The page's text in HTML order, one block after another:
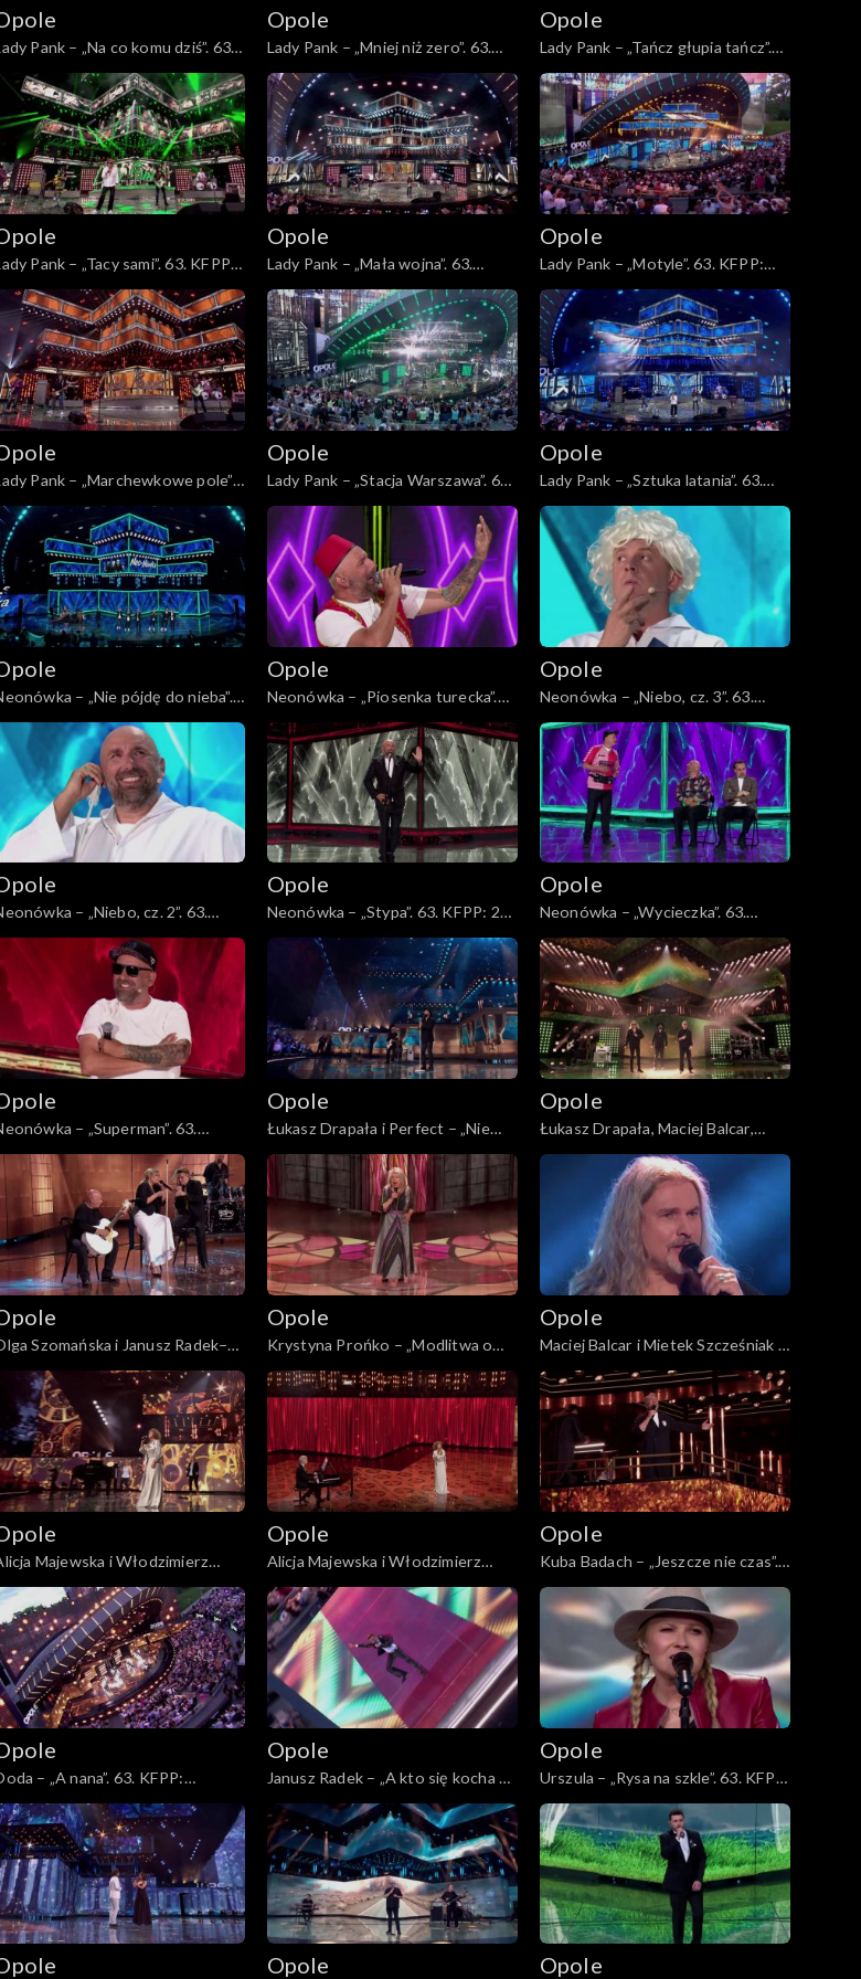
Pank – „Na co komu dziś”. 63.
KFPP: Jubileusz 45-lecia zespołu
Lady Pank
Opole
Lady Pank – „Mniej niż zero”. 63.
KFPP: Jubileusz 45-lecia zespołu
Lady Pank
Opole
Lady Pank – „Tańcz głupia tańcz”.
63. KFPP: Jubileusz 45-lecia
zespołu Lady Pank
Pank – „Tacy sami”. 63. KFPP:
45-lecia zespołu Lady
Opole
Lady Pank – „Mała wojna”. 63.
KFPP: Jubileusz 45-lecia zespołu
Lady Pank
Opole
Lady Pank – „Motyle”. 63. KFPP:
Jubileusz 45-lecia zespołu Lady
Pank
Pank – „Marchewkowe pole”.
KFPP: Jubileusz 45-lecia
Lady Pank
Opole
Lady Pank – „Stacja Warszawa”. 63.
KFPP: Jubileusz 45-lecia zespołu
Lady Pank
Opole
Lady Pank – „Sztuka latania”. 63.
KFPP: Jubileusz 45-lecia zespołu
Lady Pank
– „Nie pójdę do nieba”.
KFPP: 26 lat kabaretu Neo-
Opole
Neonówka – „Piosenka turecka”.
63. KFPP: 26 lat kabaretu Neo-
Nówka
Opole
Neonówka – „Niebo, cz. 3”. 63.
KFPP: 26 lat kabaretu Neo-Nówka
– „Niebo, cz. 2”. 63.
26 lat kabaretu Neo-Nówka
Opole
Neonówka – „Stypa”. 63. KFPP: 26
lat kabaretu Neo-Nówka
Opole
Neonówka – „Wycieczka”. 63.
KFPP: 26 lat kabaretu Neo-Nówka
– „Superman”. 63.
26 lat kabaretu Neo-Nówka
Opole
Łukasz Drapała i Perfect – „Nie
płacz Ewka”. 63. KFPP: Koncert
„Autobiografia. Jubileusz Bogdana
Olewicza”
Opole
Łukasz Drapała, Maciej Balcar,
Kuba Badach i Perfect –
„Autobiografia”. 63. KFPP:
Koncert „Autobiografia. Jubileusz
Bogdana Olewicza”
Szomańska i Janusz Radek–
„Kołysanka dla nieznajomej”. 63.
KFPP: Koncert „Autobiografia.
Jubileusz Bogdana Olewicza”
Opole
Krystyna Prońko – „Modlitwa o
miłość prawdziwą”. 63. KFPP:
Koncert „Autobiografia. Jubileusz
Bogdana Olewicza”
Opole
Maciej Balcar i Mietek Szcześniak –
„Niepokonani”. 63. KFPP: Koncert
„Autobiografia. Jubileusz Bogdana
Olewicza”
Majewska i Włodzimierz
– „Na przekór wszystkim
spać”. 63. KFPP: Koncert
Jubileusz Bogdana
Opole
Alicja Majewska i Włodzimierz
Korcz – „Pamiętam Ciebie z
tamtych lat”. 63. KFPP: Koncert
„Autobiografia. Jubileusz Bogdana
Olewicza”
Opole
Kuba Badach – „Jeszcze nie czas”.
63. KFPP: Koncert „Autobiografia.
Jubileusz Bogdana Olewicza”
– „A nana”. 63. KFPP:
„Autobiografia. Jubileusz
Olewicza”
Opole
Janusz Radek – „A kto się kocha w
Tobie”. 63. KFPP: Koncert
„Autobiografia. Jubileusz Bogdana
Olewicza”
Opole
Urszula – „Rysa na szkle”. 63. KFPP:
Koncert „Autobiografia. Jubileusz
Bogdana Olewicza”
Opole Opole